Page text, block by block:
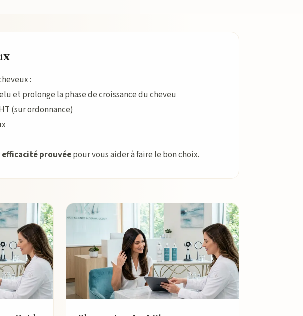
:
et prolonge la phase de croissance du cheveu
(sur ordonnance)
efficacité prouvéepour vous aider à faire le bon choix.